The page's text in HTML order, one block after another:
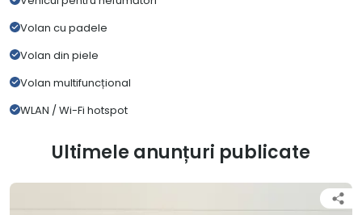
Volan cu padele
Volan din piele
Volan multifuncțional
WLAN / Wi-Fi hotspot
Ultimele anunțuri publicate